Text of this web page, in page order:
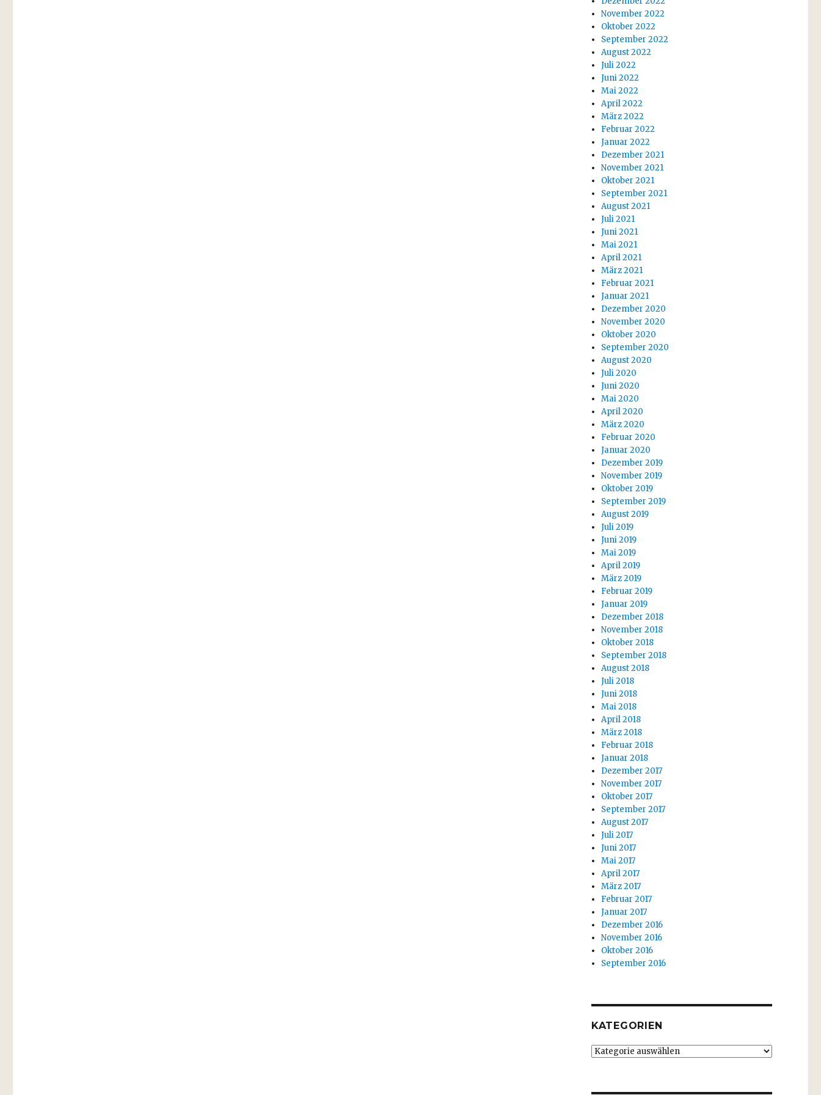
November 2022
Oktober 2022
September 2022
August 2022
Juli 2022
Juni 2022
Mai 2022
April 2022
März 2022
Februar 2022
Januar 2022
Dezember 2021
November 2021
Oktober 2021
September 2021
August 2021
Juli 2021
Juni 2021
Mai 2021
April 2021
März 2021
Februar 2021
Januar 2021
Dezember 2020
November 2020
Oktober 2020
September 2020
August 2020
Juli 2020
Juni 2020
Mai 2020
April 2020
März 2020
Februar 2020
Januar 2020
Dezember 2019
November 2019
Oktober 2019
September 2019
August 2019
Juli 2019
Juni 2019
Mai 2019
April 2019
März 2019
Februar 2019
Januar 2019
Dezember 2018
November 2018
Oktober 2018
September 2018
August 2018
Juli 2018
Juni 2018
Mai 2018
April 2018
März 2018
Februar 2018
Januar 2018
Dezember 2017
November 2017
Oktober 2017
September 2017
August 2017
Juli 2017
Juni 2017
Mai 2017
April 2017
März 2017
Februar 2017
Januar 2017
Dezember 2016
November 2016
Oktober 2016
September 2016
KATEGORIEN
Kategorien